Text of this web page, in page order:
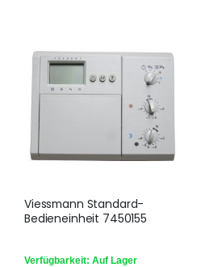
Viessmann Standard-
Bedieneinheit 7450155
Verfügbarkeit: Auf Lager